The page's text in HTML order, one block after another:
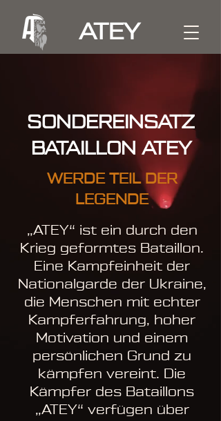
SONDEREINSATZ
BATAILLON ATEY
WERDE TEIL DER
LEGENDE
„ATEY“ ist ein durch den
Krieg geformtes Bataillon.
Eine Kampfeinheit der
Nationalgarde der Ukraine,
die Menschen mit echter
Kampferfahrung, hoher
Motivation und einem
persönlichen Grund zu
kämpfen vereint. Die
Kämpfer des Bataillons
„ATEY“ verfügen über
ATEY